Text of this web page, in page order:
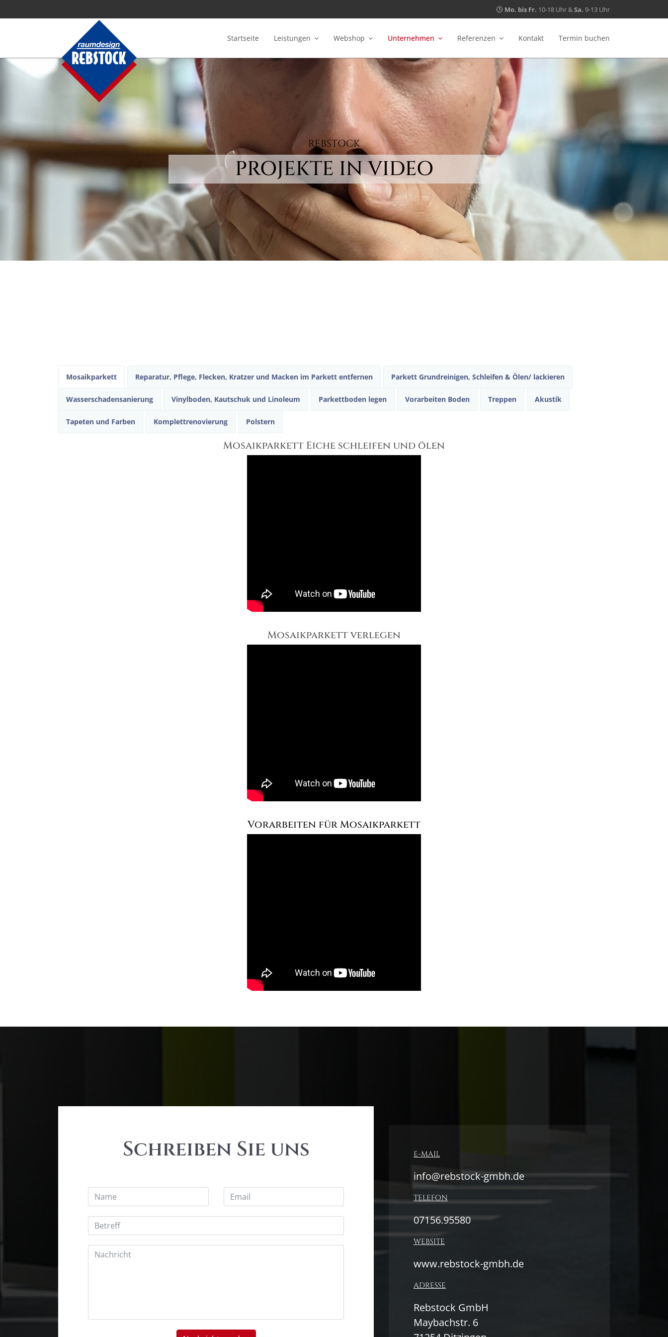
Mo. bis Fr. 10-18 Uhr &Sa. 9-13 Uhr
Startseite Leistungen Webshop Unternehmen Referenzen Kontakt Termin buchen
REBSTOCK
PROJEKTE IN VIDEO
Mosaikparkett Reparatur, Pflege, Flecken, Kratzer und Macken im Parkett entfernen Parkett Grundreinigen, Schleifen & Ölen/ lackieren
Wasserschadensanierung Vinylboden, Kautschuk und Linoleum Parkettboden legen Vorarbeiten Boden Treppen Akustik
Tapeten und Farben Komplettrenovierung Polstern
Mosaikparkett Eiche schleifen und ölen
Mosaikparkett verlegen
Vorarbeiten für Mosaikparkett
Schreiben Sie uns E-MAIL
info@rebstock-gmbh.de
TELEFON
07156.95580
WEBSITE
www.rebstock-gmbh.de
ADRESSE
Rebstock GmbH
Maybachstr. 6